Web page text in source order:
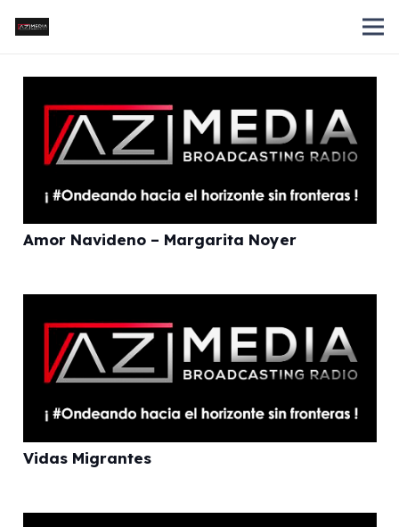
Amor Navideno – Margarita Noyer
Vidas Migrantes